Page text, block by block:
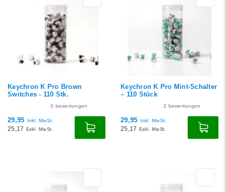
Keychron K Pro Brown
Switches - 110 Stk.
0 bewertungen
29,95 Inkl. MwSt.
25,17 Exkl. MwSt.
Keychron K Pro Mint-Schalter
– 110 Stück
2 bewertungen
29,95 Inkl. MwSt.
25,17 Exkl. MwSt.